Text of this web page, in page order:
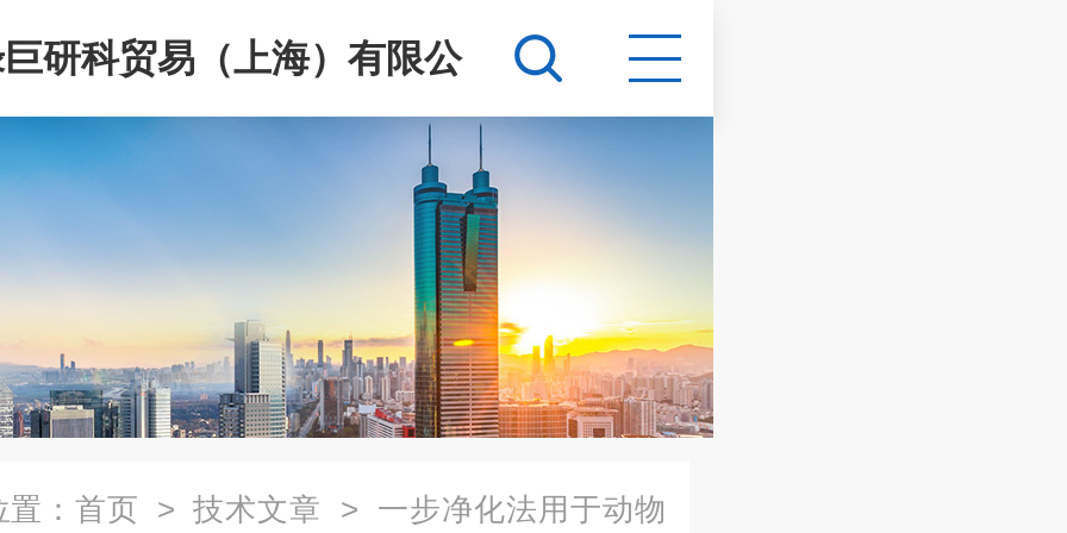
研科贸易（上海）有限公
： 首页 > 技术文章 > 一步净化法用于动物